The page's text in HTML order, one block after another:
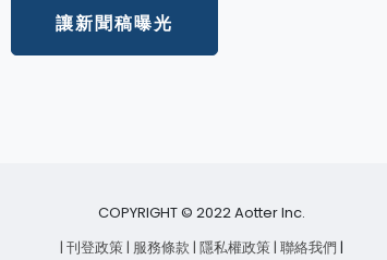
讓新聞稿曝光
COPYRIGHT © 2022 Aotter Inc.
| 刊登政策| 服務條款 | 隱私權政策| 聯絡我們 |